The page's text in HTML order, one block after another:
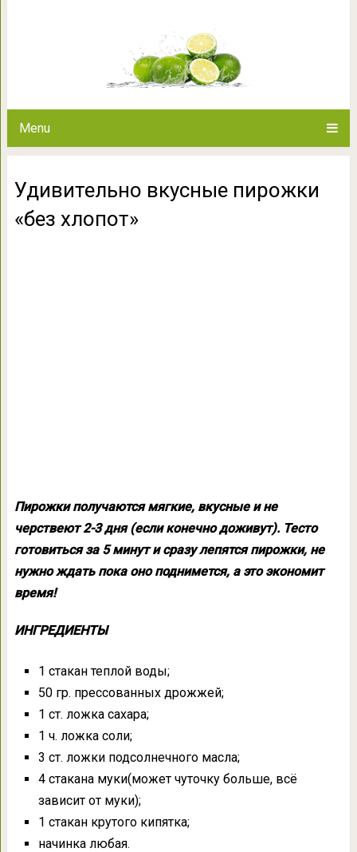
Menu
Удивительно вкусные пирожки
«без хлопот»
Пирожки получаются мягкие, вкусные и не
черствеют 2-3 дня (если конечно доживут). Тесто
готовиться за 5 минут и сразу лепятся пирожки, не
нужно ждать пока оно поднимется, а это экономит
время!
ИНГРЕДИЕНТЫ
1 стакан теплой воды;
50 гр. прессованных дрожжей;
1 ст. ложка сахара;
1 ч. ложка соли;
3 ст. ложки подсолнечного масла;
4 стакана муки(может чуточку больше, всё
зависит от муки);
1 стакан крутого кипятка;
начинка любая.